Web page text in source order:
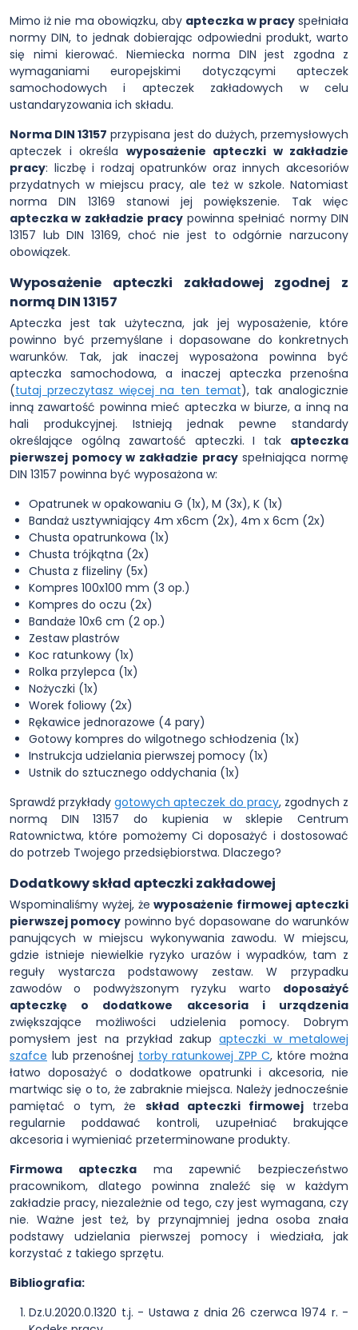
Mimo iż nie ma obowiązku, aby apteczka w pracyspełniała
normy DIN, to jednak dobierając odpowiedni produkt, warto
się nimi kierować. Niemiecka norma DIN jest zgodna z
wymaganiami europejskimi dotyczącymi apteczek
samochodowych i apteczek zakładowych w celu
ustandaryzowania ich składu.
Norma DIN 13157 przypisana jest do dużych, przemysłowych
apteczek i określa wyposażenie apteczki w zakładzie
pracy: liczbę i rodzaj opatrunków oraz innych akcesoriów
przydatnych w miejscu pracy, ale też w szkole. Natomiast
norma DIN 13169 stanowi jej powiększenie. Tak więc
apteczka w zakładzie pracypowinna spełniać normy DIN
13157 lub DIN 13169, choć nie jest to odgórnie narzucony
obowiązek.
Wyposażenie apteczki zakładowej zgodnej z
normą DIN 13157
Apteczka jest tak użyteczna, jak jej wyposażenie, które
powinno być przemyślane i dopasowane do konkretnych
warunków. Tak, jak inaczej wyposażona powinna być
apteczka samochodowa, a inaczej apteczka przenośna
(tutaj przeczytasz więcej na ten temat), tak analogicznie
inną zawartość powinna mieć apteczka w biurze, a inną na
hali produkcyjnej. Istnieją jednak pewne standardy
określające ogólną zawartość apteczki. I tak apteczka
pierwszej pomocy w zakładzie pracyspełniająca normę
DIN 13157 powinna być wyposażona w:
Opatrunek w opakowaniu G (1x), M (3x), K (1x)
Bandaż usztywniający 4m x6cm (2x), 4m x 6cm (2x)
Chusta opatrunkowa (1x)
Chusta trójkątna (2x)
Chusta z flizeliny (5x)
Kompres 100x100 mm (3 op.)
Kompres do oczu (2x)
Bandaże 10x6 cm (2 op.)
Zestaw plastrów
Koc ratunkowy (1x)
Rolka przylepca (1x)
Nożyczki (1x)
Worek foliowy (2x)
Rękawice jednorazowe (4 pary)
Gotowy kompres do wilgotnego schłodzenia (1x)
Instrukcja udzielania pierwszej pomocy (1x)
Ustnik do sztucznego oddychania (1x)
Sprawdź przykładygotowych apteczek do pracy, zgodnych z
normą DIN 13157 do kupienia w sklepie Centrum
Ratownictwa, które pomożemy Ci doposażyć i dostosować
do potrzeb Twojego przedsiębiorstwa. Dlaczego?
Dodatkowy skład apteczki zakładowej
Wspominaliśmy wyżej, żewyposażenie firmowej apteczki
pierwszej pomocy powinno być dopasowane do warunków
panujących w miejscu wykonywania zawodu. W miejscu,
gdzie istnieje niewielkie ryzyko urazów i wypadków, tam z
reguły wystarcza podstawowy zestaw. W przypadku
zawodów o podwyższonym ryzyku warto doposażyć
apteczkę o dodatkowe akcesoria i urządzenia
zwiększające możliwości udzielenia pomocy. Dobrym
pomysłem jest na przykład zakupapteczki w metalowej
szafce lub przenośnej torby ratunkowej ZPP C, które można
łatwo doposażyć o dodatkowe opatrunki i akcesoria, nie
martwiąc się o to, że zabraknie miejsca. Należy jednocześnie
pamiętać o tym, że skład apteczki firmowejtrzeba
regularnie poddawać kontroli, uzupełniać brakujące
akcesoria i wymieniać przeterminowane produkty.
Firmowa apteczkama zapewnić bezpieczeństwo
pracownikom, dlatego powinna znaleźć się w każdym
zakładzie pracy, niezależnie od tego, czy jest wymagana, czy
nie. Ważne jest też, by przynajmniej jedna osoba znała
podstawy udzielania pierwszej pomocy i wiedziała, jak
korzystać z takiego sprzętu.
Bibliografia:
Dz.U.2020.0.1320 t.j. - Ustawa z dnia 26 czerwca 1974 r. -